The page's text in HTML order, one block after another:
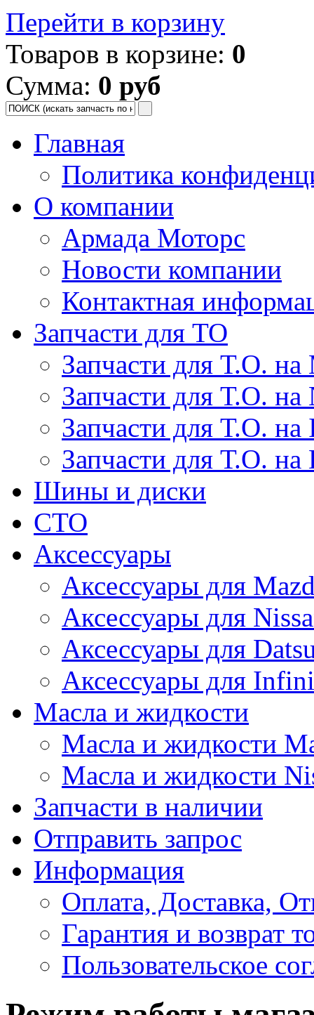
Перейти в корзину
Товаров в корзине: 0
Сумма: 0 руб
Главная
Политика
О компании
Армада Моторс
Новости компании
Контактная
Запчасти для ТО
Запчасти для Т.О. на
Запчасти для Т.О. на
Запчасти для Т.О.
Запчасти для Т.О. на
Шины и диски
СТО
Аксессуары
Аксессуары для
Аксессуары для
Аксессуары для
Аксессуары для
Масла и жидкости
Масла и жидкости
Масла и жидкости
Запчасти в наличии
Отправить запрос
Информация
Оплата, Доставка,
Гарантия и возврат
Пользовательское